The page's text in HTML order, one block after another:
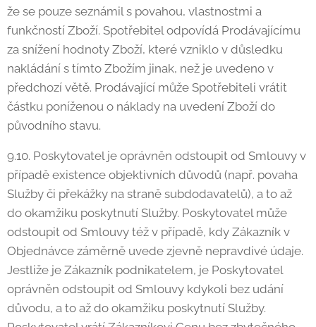
že se pouze seznámil s povahou, vlastnostmi a
funkčností Zboží. Spotřebitel odpovídá Prodávajícímu
za snížení hodnoty Zboží, které vzniklo v důsledku
nakládání s tímto Zbožím jinak, než je uvedeno v
předchozí větě. Prodávající může Spotřebiteli vrátit
částku poníženou o náklady na uvedení Zboží do
původního stavu.
9.10. Poskytovatel je oprávněn odstoupit od Smlouvy v
případě existence objektivních důvodů (např. povaha
Služby či překážky na straně subdodavatelů), a to až
do okamžiku poskytnutí Služby. Poskytovatel může
odstoupit od Smlouvy též v případě, kdy Zákazník v
Objednávce záměrně uvede zjevně nepravdivé údaje.
Jestliže je Zákazník podnikatelem, je Poskytovatel
oprávněn odstoupit od Smlouvy kdykoli bez udání
důvodu, a to až do okamžiku poskytnutí Služby.